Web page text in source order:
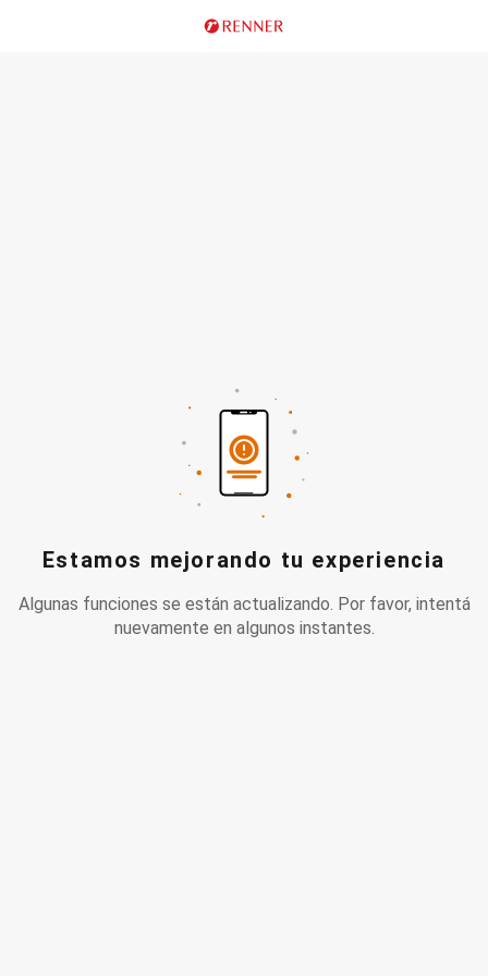
Estamos mejorando tu experiencia
Algunas funciones se están actualizando. Por favor, intentá
nuevamente en algunos instantes.